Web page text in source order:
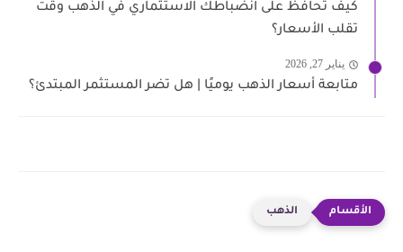
كيف تحافظ على انضباطك الاستثماري في الذهب وقت
تقلب الأسعار؟
يناير 27, 2026
متابعة أسعار الذهب يوميًا | هل تضر المستثمر المبتدئ؟
الذهب